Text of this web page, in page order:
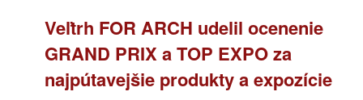
Veľtrh FOR ARCH udelil ocenenie
GRAND PRIX a TOP EXPO za
najpútavejšie produkty a expozície